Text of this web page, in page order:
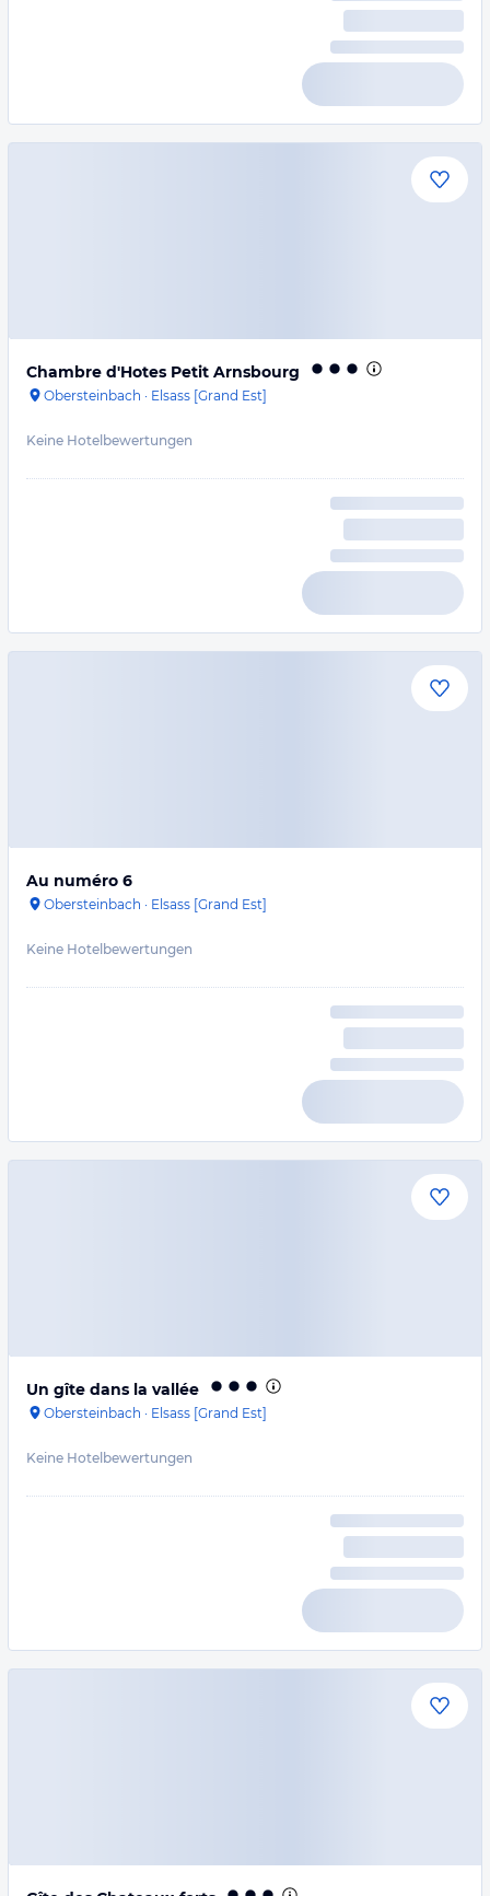
Chambre d'Hotes Petit Arnsbourg
Obersteinbach · Elsass [Grand Est]
Keine Hotelbewertungen
Au numéro 6
Obersteinbach · Elsass [Grand Est]
Keine Hotelbewertungen
Un gîte dans la vallée
Obersteinbach · Elsass [Grand Est]
Keine Hotelbewertungen